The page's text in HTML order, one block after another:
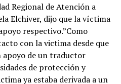
Regional de Atención a
Elchiver, dijo que la víctima
respectivo.”Como
con la victima desde que
apoyo de un traductor
de protección y
ya estaba derivada a un